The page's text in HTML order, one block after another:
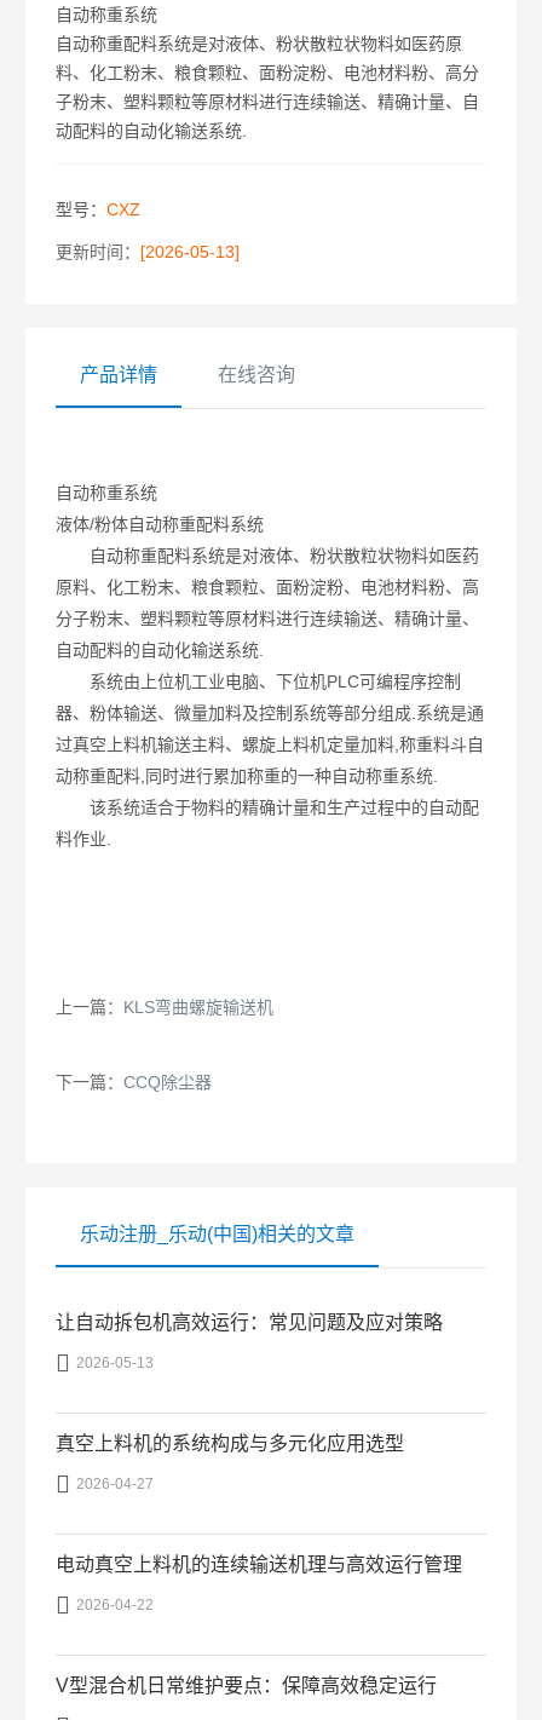
自动称重系统
自动称重配料系统是对液体、粉状散粒状物料如医药原
料、化工粉末、粮食颗粒、面粉淀粉、电池材料粉、高分
子粉末、塑料颗粒等原材料进行连续输送、精确计量、自
动配料的自动化输送系统.
型号：CXZ
更新时间： [2026-05-13]
产品详情 在线咨询
自动称重系统
液体/粉体自动称重配料系统
自动称重配料系统是对液体、粉状散粒状物料如医药
原料、化工粉末、粮食颗粒、面粉淀粉、电池材料粉、高
分子粉末、塑料颗粒等原材料进行连续输送、精确计量、
自动配料的自动化输送系统.
系统由上位机工业电脑、下位机PLC可编程序控制
器、粉体输送、微量加料及控制系统等部分组成.系统是通
过真空上料机输送主料、螺旋上料机定量加料,称重料斗自
动称重配料,同时进行累加称重的一种自动称重系统.
该系统适合于物料的精确计量和生产过程中的自动配
料作业.
上一篇： KLS弯曲螺旋输送机
下一篇：CCQ除尘器
乐动注册_乐动(中国)相关的文章
让自动拆包机高效运行：常见问题及应对策略
 2026-05-13
真空上料机的系统构成与多元化应用选型
 2026-04-27
电动真空上料机的连续输送机理与高效运行管理
 2026-04-22
V型混合机日常维护要点：保障高效稳定运行